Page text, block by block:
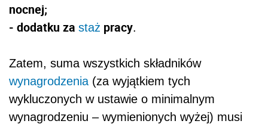
nocnej;
- dodatku za staż pracy.
Zatem, suma wszystkich składników
wynagrodzenia (za wyjątkiem tych
wykluczonych w ustawie o minimalnym
wynagrodzeniu – wymienionych wyżej) musi